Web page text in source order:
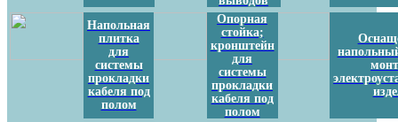
Напольная
плитка
для
системы
прокладки
кабеля под
полом
Опорная
стойка;
кронштейн
для
системы
прокладки
кабеля под
полом